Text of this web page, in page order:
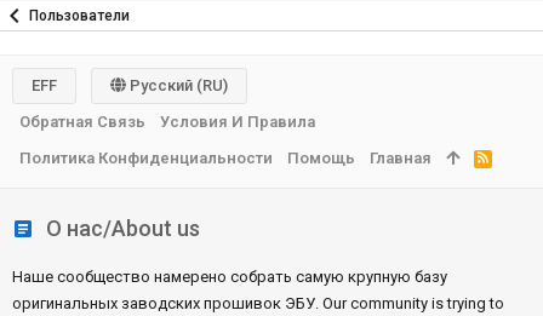
Пользователи
О нас/About us
Наше сообщество намерено собрать самую крупную базу
оригинальных заводских прошивок ЭБУ. Our community is trying to
EFF
Русский (RU)
Обратная Связь
Условия И Правила
Политика Конфиденциальности
Помощь Главная
R
S